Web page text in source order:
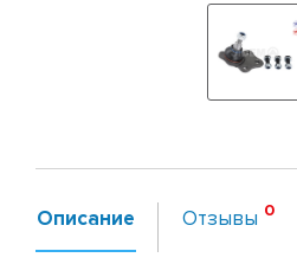
Описание Отзывы